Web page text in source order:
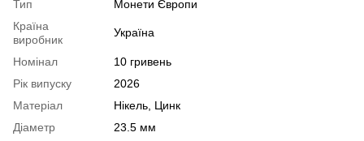
Тип
Монети Європи
Країна
виробник
Україна
Номінал
10 гривень
Рік випуску
2026
Матеріал
Нікель, Цинк
Діаметр
23.5 мм